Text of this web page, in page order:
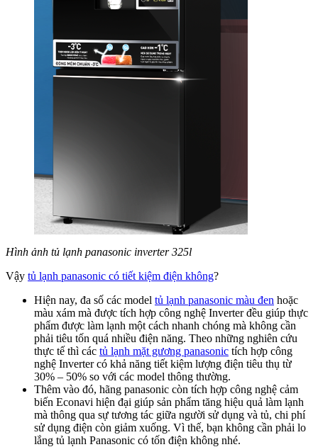
Hình ảnh tủ lạnh panasonic inverter 325l
Vậy tủ lạnh panasonic có tiết kiệm điện không?
Hiện nay, đa số các model tủ lạnh panasonic màu đen hoặc
màu xám mà được tích hợp công nghệ Inverter đều giúp thực
phẩm được làm lạnh một cách nhanh chóng mà không cần
phải tiêu tốn quá nhiều điện năng. Theo những nghiên cứu
thực tế thì các tủ lạnh mặt gương panasonic tích hợp công
nghệ Inverter có khả năng tiết kiệm lượng điện tiêu thụ từ
30% – 50% so với các model thông thường.
Thêm vào đó, hãng panasonic còn tích hợp công nghệ cảm
biến Econavi hiện đại giúp sản phẩm tăng hiệu quả làm lạnh
mà thông qua sự tương tác giữa người sử dụng và tủ, chi phí
sử dụng điện còn giảm xuống. Vì thế, bạn không cần phải lo
lắng tủ lạnh Panasonic có tốn điện không nhé.